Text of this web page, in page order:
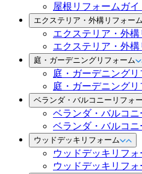
屋根リフォームガイ
エクステリア・外構リフォーム
エクステリア・外
エクステリア・外
庭・ガーデニングリフォーム
庭・ガーデニング
庭・ガーデニング
ベランダ・バルコニーリフォ
ベランダ・バルコ
ベランダ・バルコ
ウッドデッキリフォーム
ウッドデッキリフ
ウッドデッキリフォ